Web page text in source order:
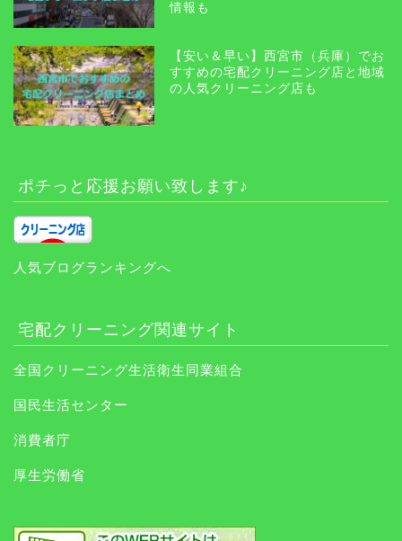
情報も
【安い＆早い】西宮市（兵庫）でお
すすめの宅配クリーニング店と地域
の人気クリーニング店も
ポチっと応援お願い致します♪
人気ブログランキングへ
宅配クリーニング関連サイト
全国クリーニング生活衛生同業組合
国民生活センター
消費者庁
厚生労働省